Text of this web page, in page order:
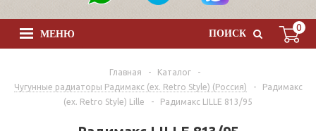
0
ПОИСК
МЕНЮ
Главная - Каталог
-
Чугунные радиаторы Радимакс (ex. Retro Style) (Россия)
-
Радимакс
(ex. Retro Style) Lille
- Радимакс LILLE 813/95